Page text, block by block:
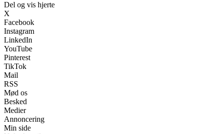
Del og vis hjerte
X
Facebook
Instagram
LinkedIn
YouTube
Pinterest
TikTok
Mail
RSS
Mød os
Besked
Medier
Annoncering
Min side